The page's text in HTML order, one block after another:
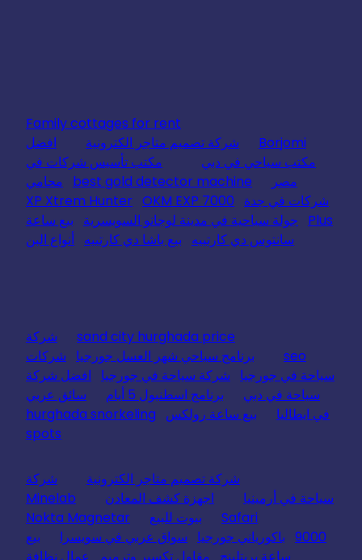
Family cottages for rent
Borjomi
شركة تصميم متاجر الكترونية
افضل
مكتب سياحي في دبي
مكتب تأسيس شركات في
مصر
best gold detector machine
محامي
شركات في جدة
XP Xtrem Hunter OKM EXP 7000
Plus
جولة سياحية في مدينة لوجانو السويسرية
بيع ساعة
سانتوس دي كارتييه
بيع باشا دي كارتييه أنواع البن
sand city hurghada price
شركة
seo
برنامج سياحي شهر العسل جورجيا
شركات
سياحة في جورجيا
شركة سياحة في جورجيا
افضل شركة
سياحة في دبي
برنامج اسطنبول 5 أيام
سائق عربي
في ايطاليا
بيع ساعة رولكس
hurghada snorkeling
spots
شركة تصميم متاجر الكترونية
شركة
سياحة في أرمينيا
اجهزة كشف المعادن
Minelab
Safari
بيوت للبيع
Nokta Magnetar
9000 باكورياني جورجيا سواق عربي في سويسرا
بيع